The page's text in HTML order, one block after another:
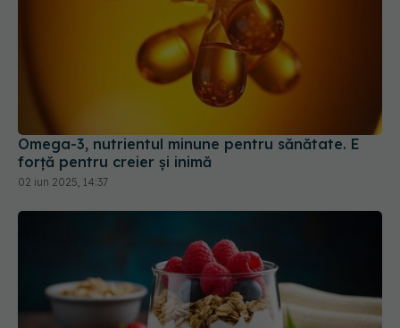
Omega-3, nutrientul minune pentru sănătate. E
02 iun 2025, 14:37